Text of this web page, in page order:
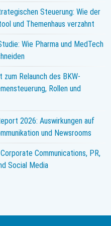
Steuerung: Wie der
und Themenhaus verzahnt
Wie Pharma und MedTech
Relaunch des BKW-
Rollen und
2026: Auswirkungen auf
und Newsrooms
Communications, PR,
Social Media